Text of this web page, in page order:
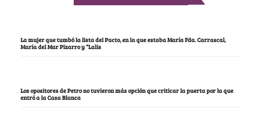
La mujer que tumbó la lista del Pacto, en la que estaba María Fda. Carrascal,
María del Mar Pizarro y “Lalis
Los opositores de Petro no tuvieron más opción que criticar la puerta por la que
entró a la Casa Blanca